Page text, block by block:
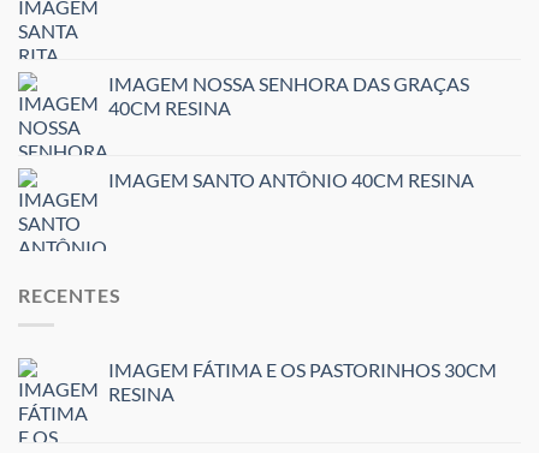
IMAGEM NOSSA SENHORA DAS GRAÇAS
40CM RESINA
IMAGEM SANTO ANTÔNIO 40CM RESINA
RECENTES
IMAGEM FÁTIMA E OS PASTORINHOS 30CM
RESINA